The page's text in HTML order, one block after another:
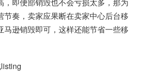
节奏，卖家应果断在卖家中心后台移
马逊销毁即可，这样还能节省一些移